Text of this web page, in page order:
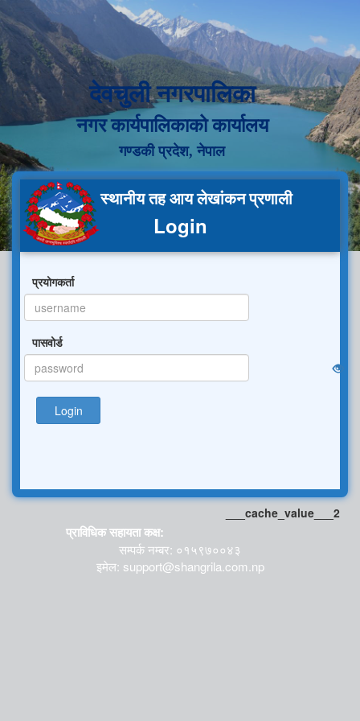
देवचुली नगरपालिका
नगर कार्यपालिकाको कार्यालय
गण्डकी प्रदेश, नेपाल
स्थानीय तह आय लेखांकन प्रणाली
Login
प्रयोगकर्ता
पासवोर्ड
Login
___cache_value___2
प्राविधिक सहायता कक्ष:
सम्पर्क नम्बर: ०१५९७००४३
इमेल: support@shangrila.com.np